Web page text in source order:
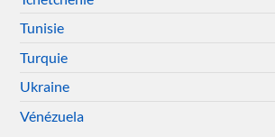
Tunisie
Turquie
Ukraine
Vénézuela